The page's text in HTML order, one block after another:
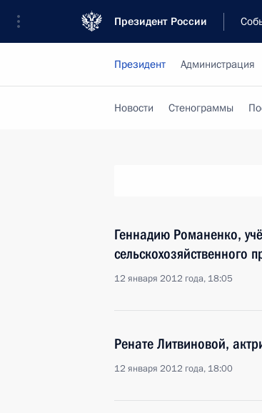
Президент России
Президент Администрация
Новости Стенограммы
Геннадию Романенко,
сельскохозяйственного
12 января 2012 года, 18:05
Ренате Литвиновой,
12 января 2012 года, 18:00